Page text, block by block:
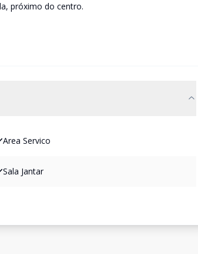
próximo do centro.
Area Servico
Sala Jantar